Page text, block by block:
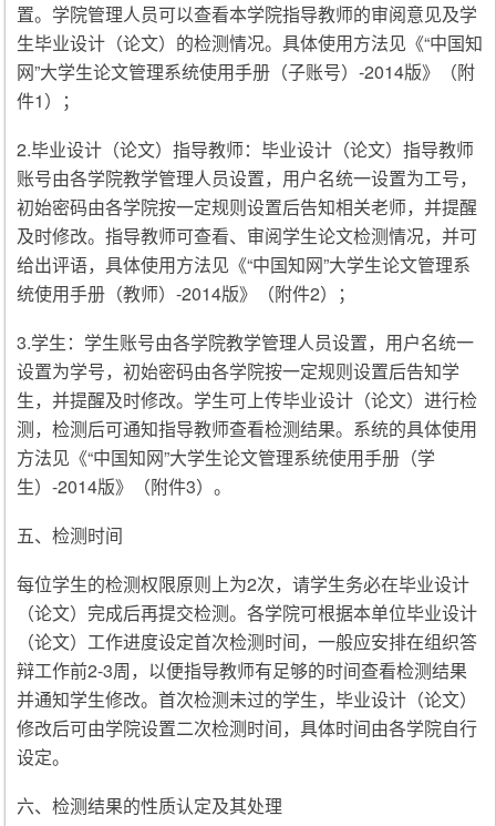
置。学院管理人员可以查看本学院指导教师的审阅意见及学
生毕业设计（论文）的检测情况。具体使用方法见《“中国知
网”大学生论文管理系统使用手册（子账号）-2014版》（附
件1）；
2.毕业设计（论文）指导教师：毕业设计（论文）指导教师
账号由各学院教学管理人员设置，用户名统一设置为工号，
初始密码由各学院按一定规则设置后告知相关老师，并提醒
及时修改。指导教师可查看、审阅学生论文检测情况，并可
给出评语，具体使用方法见《“中国知网”大学生论文管理系
统使用手册（教师）-2014版》（附件2）；
3.学生：学生账号由各学院教学管理人员设置，用户名统一
设置为学号，初始密码由各学院按一定规则设置后告知学
生，并提醒及时修改。学生可上传毕业设计（论文）进行检
测，检测后可通知指导教师查看检测结果。系统的具体使用
方法见《“中国知网”大学生论文管理系统使用手册（学
生）-2014版》（附件3）。
五、检测时间
每位学生的检测权限原则上为2次，请学生务必在毕业设计
（论文）完成后再提交检测。各学院可根据本单位毕业设计
（论文）工作进度设定首次检测时间，一般应安排在组织答
辩工作前2-3周，以便指导教师有足够的时间查看检测结果
并通知学生修改。首次检测未过的学生，毕业设计（论文）
修改后可由学院设置二次检测时间，具体时间由各学院自行
设定。
六、检测结果的性质认定及其处理